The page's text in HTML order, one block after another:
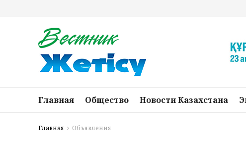
Главная Общество Новости Казахстана
Главная Объявления